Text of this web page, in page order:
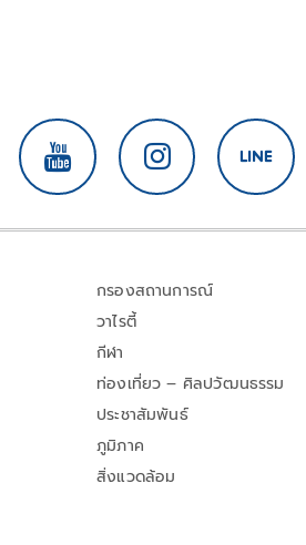
กรองสถานการณ์
วาไรตี้
กีฬา
ท่องเที่ยว – ศิลปวัฒนธรรม
ประชาสัมพันธ์
ภูมิภาค
สิ่งแวดล้อม